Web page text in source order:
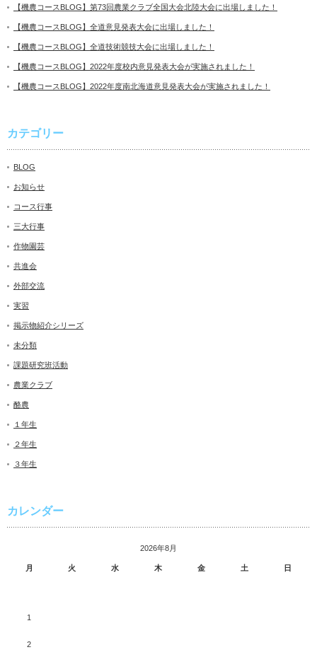
【機農コースBLOG】第73回農業クラブ全国大会北陸大会に出場しました！
【機農コースBLOG】全道意見発表大会に出場しました！
【機農コースBLOG】全道技術競技大会に出場しました！
【機農コースBLOG】2022年度校内意見発表大会が実施されました！
【機農コースBLOG】2022年度南北海道意見発表大会が実施されました！
カテゴリー
BLOG
お知らせ
コース行事
三大行事
作物園芸
共進会
外部交流
実習
掲示物紹介シリーズ
未分類
課題研究班活動
農業クラブ
酪農
１年生
２年生
３年生
カレンダー
2026年8月
月 火 水 木 金 土 日
1
2